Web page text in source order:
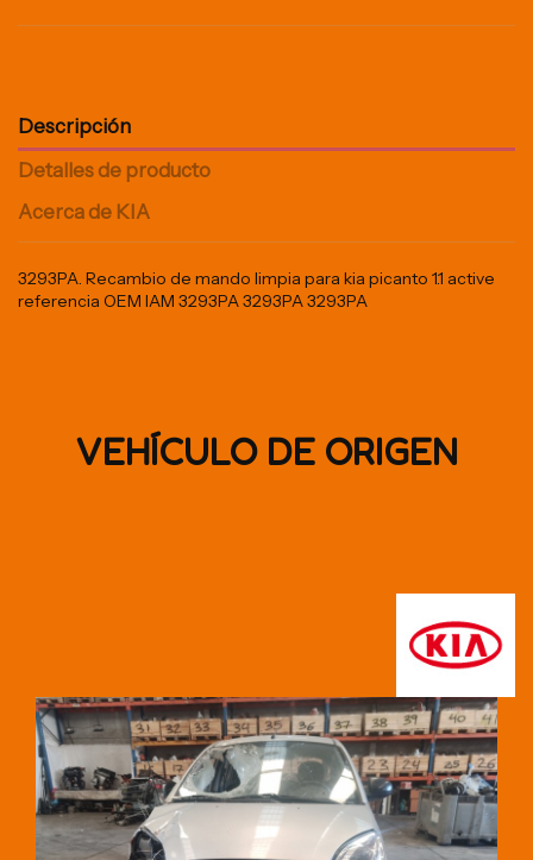
Descripción
Detalles de producto
Acerca de KIA
3293PA. Recambio de mando limpia para kia picanto 1.1 active
referencia OEM IAM 3293PA 3293PA 3293PA
VEHÍCULO DE ORIGEN